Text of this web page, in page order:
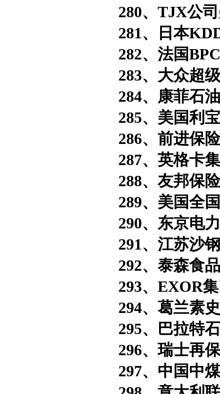
280、TJX公司
281、日本
282、法国
283、大众超级
284、康菲石油
285、美国利宝
286、前进保险
287、英格卡集
288、友邦保险
289、美国全国
290、东京电力
291、江苏沙钢
292、泰森食品
293、EXOR集
294、葛兰素史
295、巴拉特石
296、瑞士再保
297、中国中煤